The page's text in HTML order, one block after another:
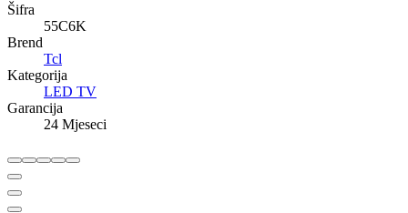
Šifra
55C6K
Brend
Tcl
Kategorija
LED TV
Garancija
24 Mjeseci